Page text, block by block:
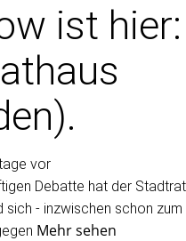
ist hier:
vor
Debatte hat der Stadtrat
sich - inzwischen schon zum
Mehr sehen